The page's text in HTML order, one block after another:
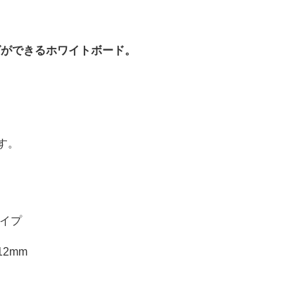
できるホワイトボード。
。
プ